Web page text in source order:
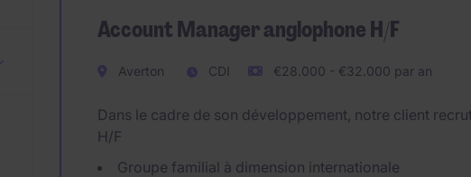
Account Manager anglophone H/F
Averton CDI €28.000 - €32.000 par an
Dans le cadre de son développement, notre client
H/F
Groupe familial à dimension internationale